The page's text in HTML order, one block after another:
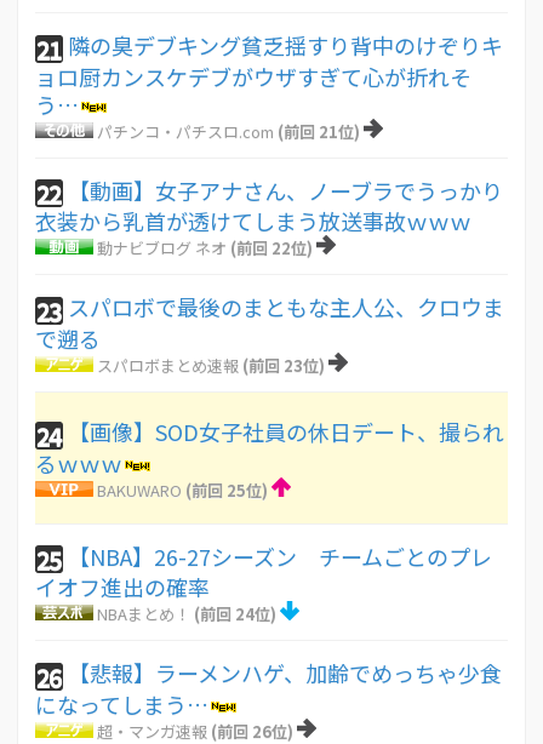
21 隣の臭デブキング貧乏揺すり背中のけぞりキ
ョロ厨カンスケデブがウザすぎて心が折れそ
う…
パチンコ・パチスロ.com (前回 21位)
22
【動画】女子アナさん、ノーブラでうっかり
衣装から乳首が透けてしまう放送事故ｗｗｗ
動ナビブログ ネオ (前回 22位)
23 スパロボで最後のまともな主人公、クロウま
で遡る
スパロボまとめ速報 (前回 23位)
24
【画像】SOD女子社員の休日デート、撮られ
るｗｗｗ
BAKUWARO (前回 25位)
25
【NBA】26-27シーズン チームごとのプレ
イオフ進出の確率
NBAまとめ！ (前回 24位)
26
【悲報】ラーメンハゲ、加齢でめっちゃ少食
になってしまう…
超・マンガ速報 (前回 26位)